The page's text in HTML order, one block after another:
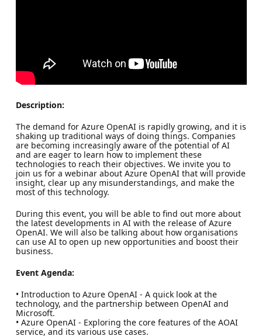
Description:
The demand for Azure OpenAI is rapidly growing, and it is
shaking up traditional ways of doing things. Companies
are becoming increasingly aware of the potential of AI
and are eager to learn how to implement these
technologies to reach their objectives. We invite you to
join us for a webinar about Azure OpenAI that will provide
insight, clear up any misunderstandings, and make the
most of this technology.
During this event, you will be able to find out more about
the latest developments in AI with the release of Azure
OpenAI. We will also be talking about how organisations
can use AI to open up new opportunities and boost their
business.
Event Agenda:
• Introduction to Azure OpenAI - A quick look at the
technology, and the partnership between OpenAI and
Microsoft.
• Azure OpenAI - Exploring the core features of the AOAI
service, and its various use cases.